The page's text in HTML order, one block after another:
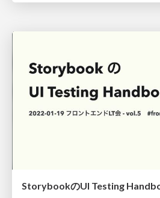
StorybookのUI Testing